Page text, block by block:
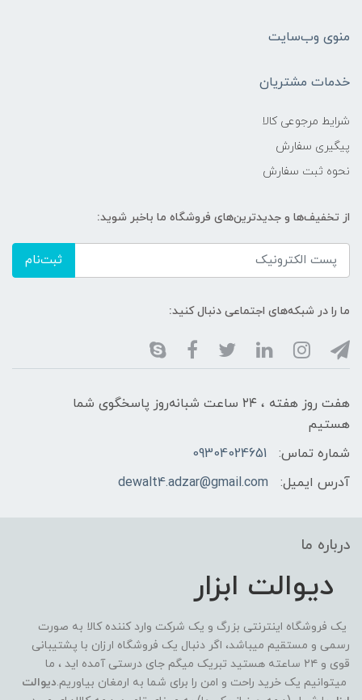
منوی وب‌سایت
خدمات مشتریان
شرایط مرجوعی کالا
پیگیری سفارش
نحوه ثبت سفارش
از تخفیف‌ها و جدیدترین‌های فروشگاه ما باخبر شوید:
ثبت‌نام
ما را در شبکه‌های اجتماعی دنبال کنید:
هفت روز هفته ، ۲۴ ساعت شبانه‌روز پاسخگوی شما
هستیم
شماره تماس:
09304024651
آدرس ایمیل:
dewalt4.adzar@gmail.com
درباره ما
دیوالت ابزار
یک فروشگاه اینترنتی بزرگ و یک شرکت وارد کننده کالا به صورت
رسمی و مستقیم میباشد، اگر دنبال یک فروشگاه ارزان با پشتیبانی
قوی و ۲۴ ساعته هستید تبریک میگم جای درستی آمده اید ، ما
میتوانیم یک خرید راحت و امن را برای شما به ارمغان بیاوریم.دیوالت